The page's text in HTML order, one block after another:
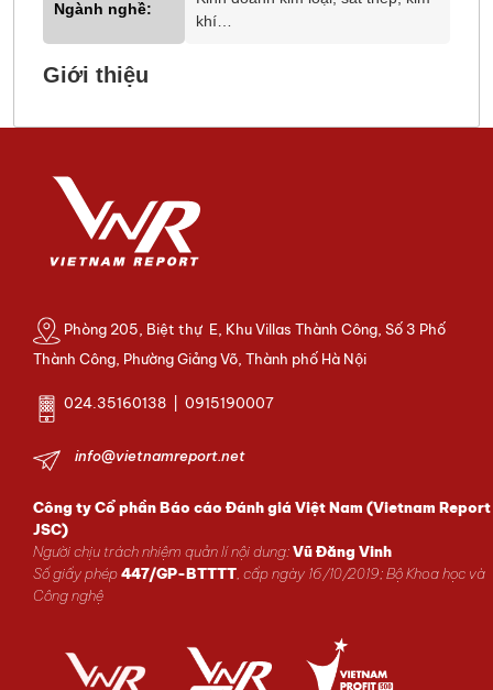
Ngành nghề:
khí…
Giới thiệu
Phòng 205, Biệt thự E, Khu Villas Thành Công, Số 3 Phố
Thành Công, Phường Giảng Võ, Thành phố Hà Nội
024.35160138 | 0915190007
info@vietnamreport.net
Công ty Cổ phần Báo cáo Đánh giá Việt Nam (Vietnam Report
JSC)
Người chịu trách nhiệm quản lí nội dung:Vũ Đăng Vinh
Số giấy phép447/GP-BTTTT, cấp ngày 16/10/2019; Bộ Khoa học và
Công nghệ